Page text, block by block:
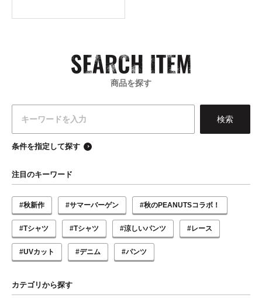
商品を探す
条件を指定して探す
注目のキーワード
#秋新作 #サマーバーゲン #秋のPEANUTSコラボ！
#Tシャツ #Tシャツ #涼しいパンツ #レース
#UVカット #デニム #パンツ
カテゴリから探す